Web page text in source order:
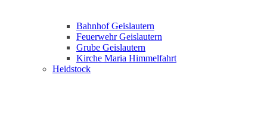
Bahnhof Geislautern
Feuerwehr Geislautern
Grube Geislautern
Kirche Maria Himmelfahrt
Heidstock